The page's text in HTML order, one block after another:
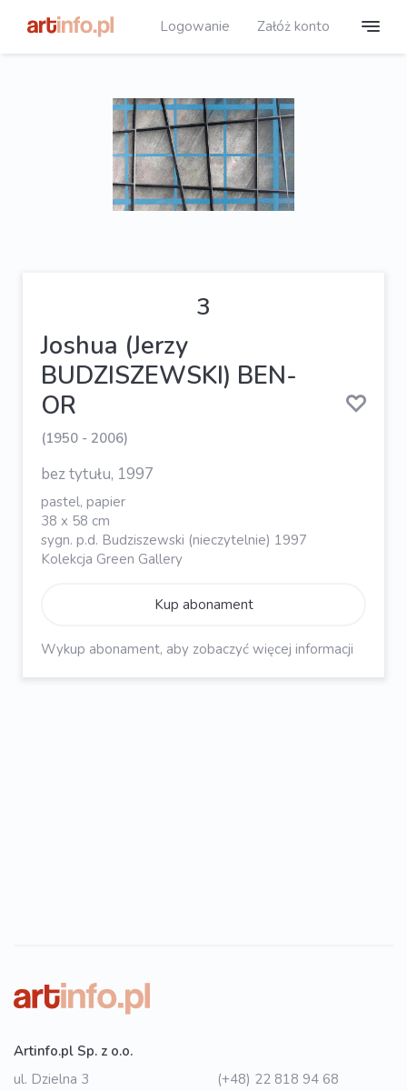
Logowanie Załóż konto
3
Joshua (Jerzy
BUDZISZEWSKI) BEN-
OR
(1950 - 2006)
bez tytułu, 1997
pastel, papier
38 x 58 cm
sygn. p.d. Budziszewski (nieczytelnie) 1997
Kolekcja Green Gallery
Kup abonament
Wykup abonament, aby zobaczyć więcej informacji
Artinfo.pl Sp. z o.o.
ul. Dzielna 3
(+48) 22 818 94 68